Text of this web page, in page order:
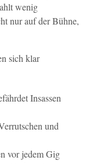
wenig
nur auf der Bühne,
sich klar
Insassen
und
vor jedem Gig